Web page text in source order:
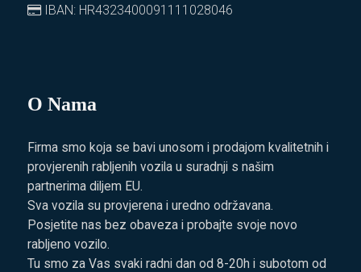
IBAN: HR4323400091111028046
O Nama
Firma smo koja se bavi unosom i prodajom kvalitetnih i
provjerenih rabljenih vozila u suradnji s našim
partnerima diljem EU.
Sva vozila su provjerena i uredno održavana.
Posjetite nas bez obaveza i probajte svoje novo
rabljeno vozilo.
Tu smo za Vas svaki radni dan od 8-20h i subotom od